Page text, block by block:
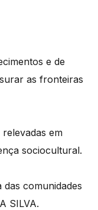
e de
as fronteiras
em
sociocultural.
comunidades
SILVA.